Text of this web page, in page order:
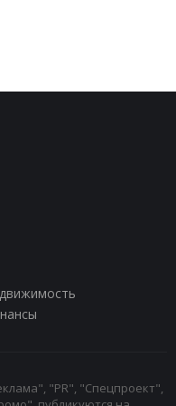
"PR", "Спецпроект",